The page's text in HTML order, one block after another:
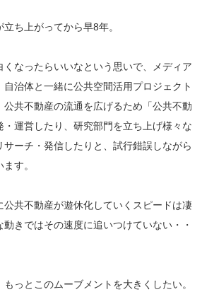
ち上がってから早8年。
くなったらいいなという思いで、メディア
治体と一緒に公共空間活用プロジェクト
公共不動産の流通を広げるため「公共不動
・運営したり、研究部門を立ち上げ様々な
ーチ・発信したりと、試行錯誤しながら
す。
公共不動産が遊休化していくスピードは凄
動きではその速度に追いつけていない・・
っとこのムーブメントを大きくしたい。